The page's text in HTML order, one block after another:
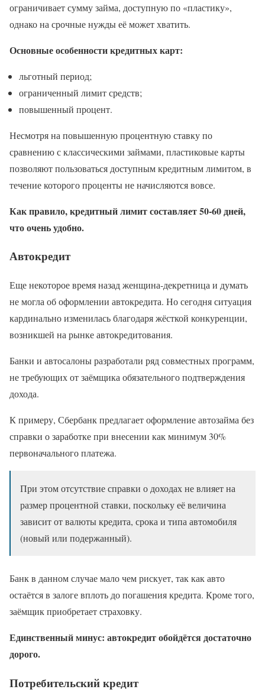
ограничивает сумму займа, доступную по «пластику»,
однако на срочные нужды её может хватить.
Основные особенности кредитных карт:
льготный период;
ограниченный лимит средств;
повышенный процент.
Несмотря на повышенную процентную ставку по
сравнению с классическими займами, пластиковые карты
позволяют пользоваться доступным кредитным лимитом, в
течение которого проценты не начисляются вовсе.
Как правило, кредитный лимит составляет 50-60 дней,
что очень удобно.
Автокредит
Еще некоторое время назад женщина-декретница и думать
не могла об оформлении автокредита. Но сегодня ситуация
кардинально изменилась благодаря жёсткой конкуренции,
возникшей на рынке автокредитования.
Банки и автосалоны разработали ряд совместных программ,
не требующих от заёмщика обязательного подтверждения
дохода.
К примеру, Сбербанк предлагает оформление автозайма без
справки о заработке при внесении как минимум 30%
первоначального платежа.
При этом отсутствие справки о доходах не влияет на
размер процентной ставки, поскольку её величина
зависит от валюты кредита, срока и типа автомобиля
(новый или подержанный).
Банк в данном случае мало чем рискует, так как авто
остаётся в залоге вплоть до погашения кредита. Кроме того,
заёмщик приобретает страховку.
Единственный минус: автокредит обойдётся достаточно
дорого.
Потребительский кредит